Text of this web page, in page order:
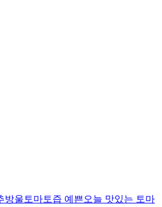
방울토마토즙 예쁜오늘 맛있는 토마